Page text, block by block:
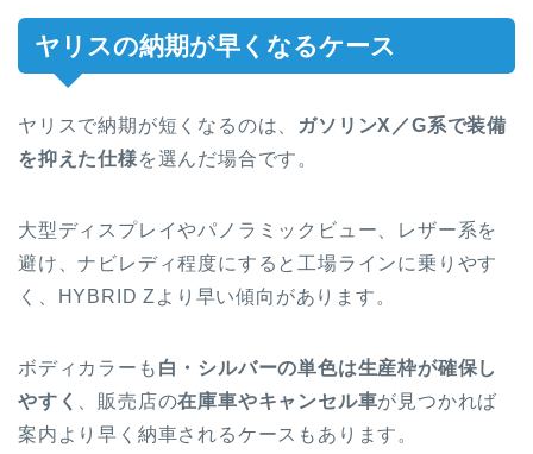
ヤリスの納期が早くなるケース
ヤリスで納期が短くなるのは、
ガソリンX／G系で装備
を抑えた仕様を選んだ場合です。
大型ディスプレイやパノラミックビュー、レザー系を
避け、ナビレディ程度にすると工場ラインに乗りやす
く、HYBRID Zより早い傾向があります。
ボディカラーも 白・シルバーの単色は生産枠が確保し
やすく
、販売店の在庫車やキャンセル車が見つかれば
案内より早く納車されるケースもあります。